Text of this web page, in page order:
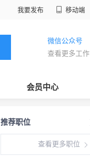
我要发布 移动端
微信公众号
查看更多工作
会员中心
推荐职位
查看更多职位